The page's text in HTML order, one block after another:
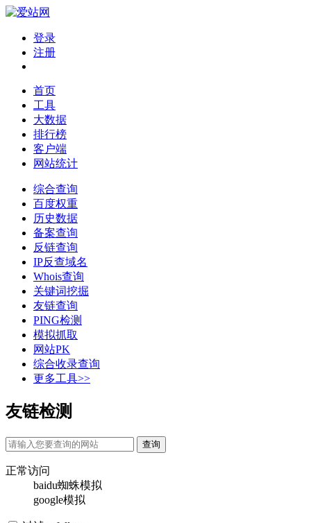
登录
注册
首页
工具
大数据
排行榜
客户端
网站统计
综合查询
百度权重
历史数据
备案查询
反链查询
IP反查域名
Whois查询
关键词挖掘
友链查询
PING检测
模拟抓取
网站PK
综合收录查询
更多工具>>
友链检测
正常访问
baidu蜘蛛模拟
google模拟